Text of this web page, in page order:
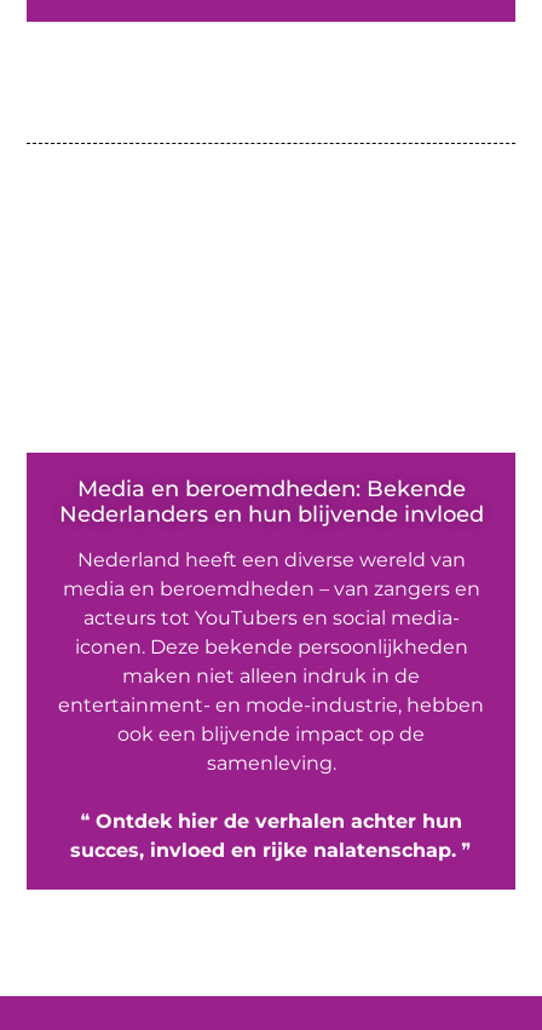
Media en beroemdheden: Bekende
Nederlanders en hun blijvende invloed
Nederland heeft een diverse wereld van
media en beroemdheden – van zangers en
acteurs tot YouTubers en social media-
iconen. Deze bekende persoonlijkheden
maken niet alleen indruk in de
entertainment- en mode-industrie, hebben
ook een blijvende impact op de
samenleving.
❝ Ontdek hier de verhalen achter hun
succes, invloed en rijke nalatenschap. ❞